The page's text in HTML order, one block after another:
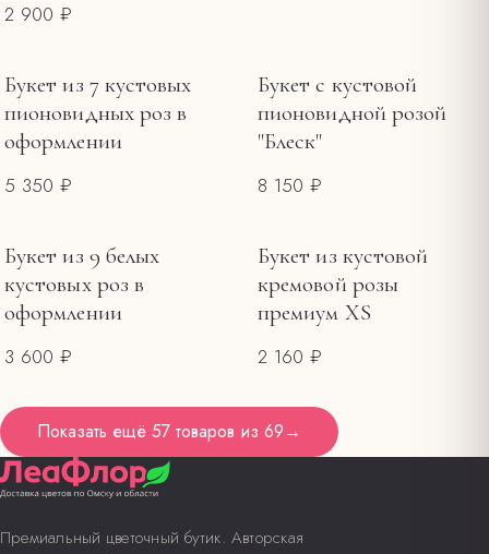
2 900 ₽
Букет из 7 кустовых
пионовидных роз в
оформлении
5 350 ₽
Букет с кустовой
пионовидной розой
"Блеск"
8 150 ₽
Букет из 9 белых
кустовых роз в
оформлении
3 600 ₽
Букет из кустовой
кремовой розы
премиум XS
2 160 ₽
Показать ещё 57 товаров из 69→
Премиальный цветочный бутик. Авторская